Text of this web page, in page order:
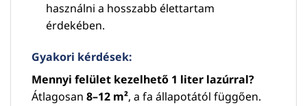
használni a hosszabb élettartam
érdekében.
Gyakori kérdések:
Mennyi felület kezelhető 1 liter lazúrral?
Átlagosan 8–12 m², a fa állapotától függően.